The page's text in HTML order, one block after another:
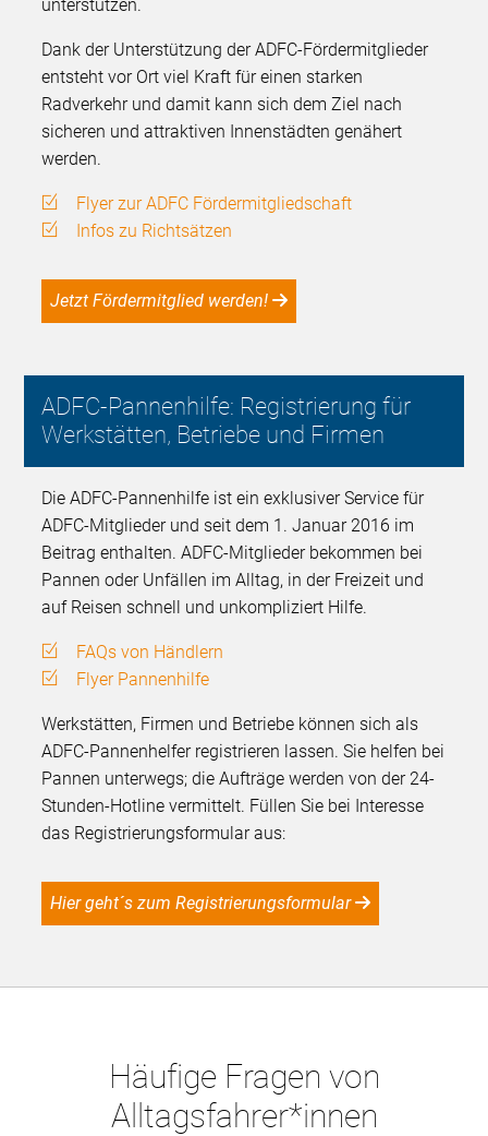
unterstützen.
Dank der Unterstützung der ADFC-Fördermitglieder
entsteht vor Ort viel Kraft für einen starken
Radverkehr und damit kann sich dem Ziel nach
sicheren und attraktiven Innenstädten genähert
werden.
Flyer zur ADFC Fördermitgliedschaft
Infos zu Richtsätzen
Jetzt Fördermitglied werden!
ADFC-Pannenhilfe: Registrierung für
Werkstätten, Betriebe und Firmen
Die ADFC-Pannenhilfe ist ein exklusiver Service für
ADFC-Mitglieder und seit dem 1. Januar 2016 im
Beitrag enthalten. ADFC-Mitglieder bekommen bei
Pannen oder Unfällen im Alltag, in der Freizeit und
auf Reisen schnell und unkompliziert Hilfe.
FAQs von Händlern
Flyer Pannenhilfe
Werkstätten, Firmen und Betriebe können sich als
ADFC-Pannenhelfer registrieren lassen. Sie helfen bei
Pannen unterwegs; die Aufträge werden von der 24-
Stunden-Hotline vermittelt. Füllen Sie bei Interesse
das Registrierungsformular aus:
Hier geht´s zum Registrierungsformular
Häufige Fragen von
Alltagsfahrer*innen